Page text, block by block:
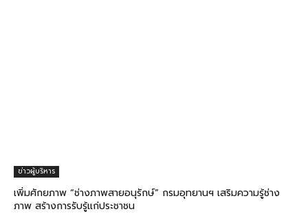
ข่าวผู้บริหาร
เพิ่มศักยภาพ “ช่างภาพสายอนุรักษ์” กรมอุทยานฯ เสริมความรู้ช่าง
ภาพ สร้างการรับรู้แก่ประชาชน